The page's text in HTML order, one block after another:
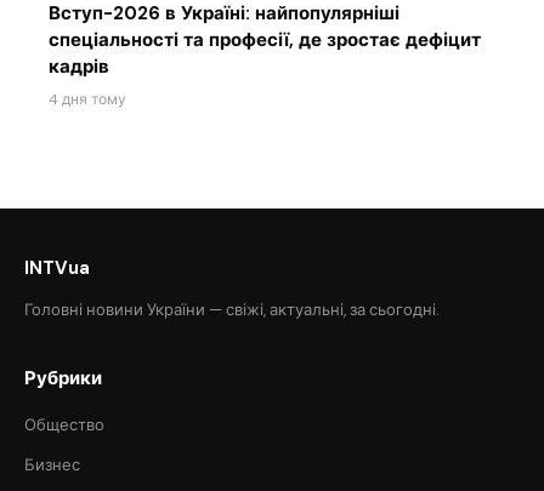
Вступ-2026 в Україні: найпопулярніші
спеціальності та професії, де зростає дефіцит
кадрів
4 дня тому
INTVua
Головні новини України — свіжі, актуальні, за сьогодні.
Рубрики
Общество
Бизнес